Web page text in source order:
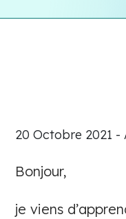
20 Octobre 2021 -
Bonjour,
je viens